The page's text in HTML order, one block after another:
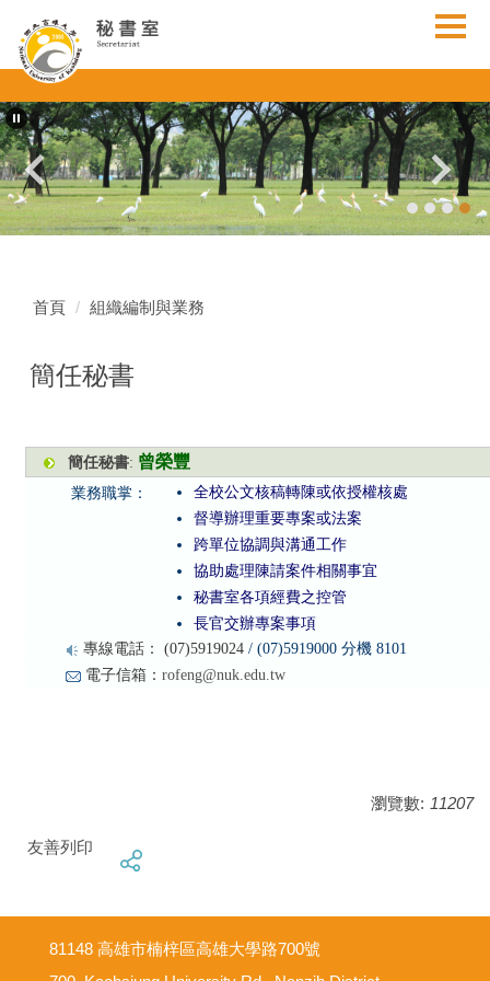
到
主
內
容
區
首頁 組織編制與業務
簡任秘書
簡任秘書: 曾榮豐
業務職掌：
全校公文核稿轉陳或依授權核處
督導辦理重要專案或法案
跨單位協調與溝通工作
協助處理陳請案件相關事宜
秘書室各項經費之控管
長官交辦專案事項
專線電話： (07)5919024/ (07)5919000 分機 8101
電子信箱： rofeng@nuk.edu.tw
瀏覽數: 11207
友善列印
81148 高雄市楠梓區高雄大學路700號